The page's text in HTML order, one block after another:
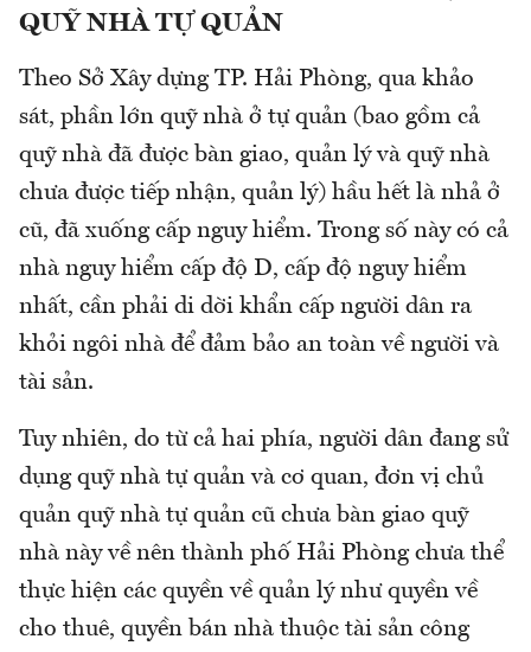
QUỸ NHÀ TỰ QUẢN
Theo Sở Xây dựng TP. Hải Phòng, qua khảo
sát, phần lớn quỹ nhà ở tự quản (bao gồm cả
quỹ nhà đã được bàn giao, quản lý và quỹ nhà
chưa được tiếp nhận, quản lý) hầu hết là nhả ở
cũ, đã xuống cấp nguy hiểm. Trong số này có cả
nhà nguy hiểm cấp độ D, cấp độ nguy hiểm
nhất, cần phải di dời khẩn cấp người dân ra
khỏi ngôi nhà để đảm bảo an toàn về người và
tài sản.
Tuy nhiên, do từ cả hai phía, người dân đang sử
dụng quỹ nhà tự quản và cơ quan, đơn vị chủ
quản quỹ nhà tự quản cũ chưa bàn giao quỹ
nhà này về nên thành phố Hải Phòng chưa thể
thực hiện các quyền về quản lý như quyền về
cho thuê, quyền bán nhà thuộc tài sản công